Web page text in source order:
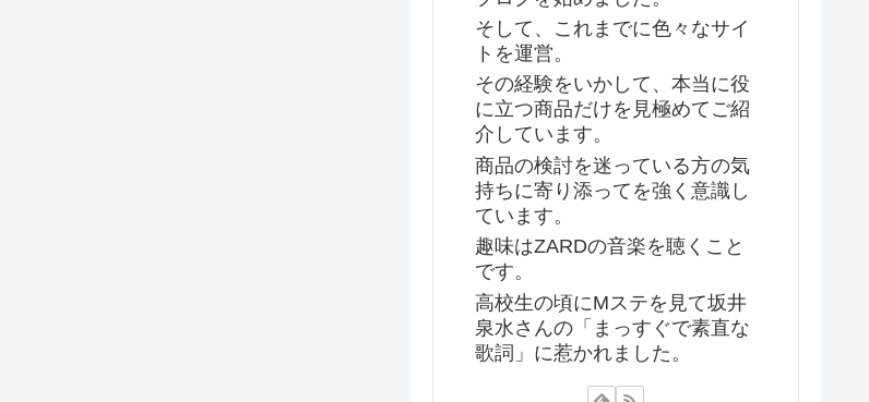
そして、これまでに色々なサイ
トを運営。
その経験をいかして、本当に役
に立つ商品だけを見極めてご紹
介しています。
商品の検討を迷っている方の気
持ちに寄り添ってを強く意識し
ています。
趣味はZARDの音楽を聴くこと
です。
高校生の頃にMステを見て坂井
泉水さんの「まっすぐで素直な
歌詞」に惹かれました。